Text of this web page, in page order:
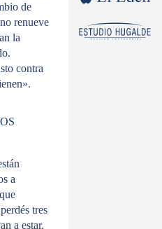
de
renueve
la
contra
a
tres
a estar.